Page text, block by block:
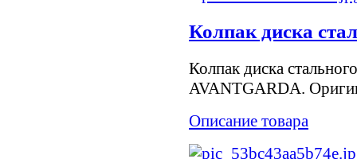
Колпак диска
Колпак диска
AVANTGARDA.
Описание товара